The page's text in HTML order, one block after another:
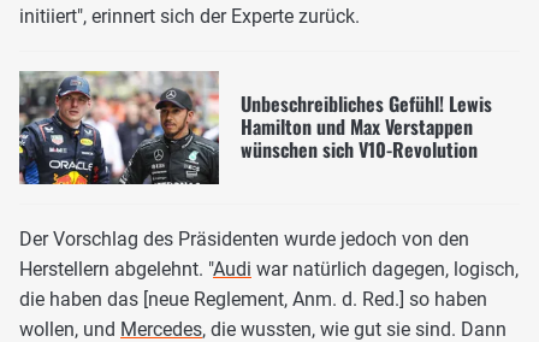
initiiert", erinnert sich der Experte zurück.
Unbeschreibliches Gefühl! Lewis
Hamilton und Max Verstappen
wünschen sich V10-Revolution
Der Vorschlag des Präsidenten wurde jedoch von den
Herstellern abgelehnt. "Audi war natürlich dagegen, logisch,
die haben das [neue Reglement, Anm. d. Red.] so haben
wollen, und Mercedes, die wussten, wie gut sie sind. Dann